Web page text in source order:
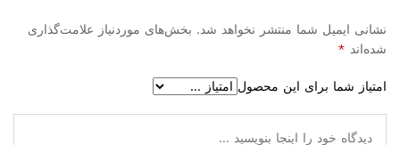
در
امتیازدهی
نشانی ایمیل شما منتشر نخواهد شد. بخش‌های موردنیاز علامت‌گذاری
شده‌اند *
امتیاز شما برای این محصول